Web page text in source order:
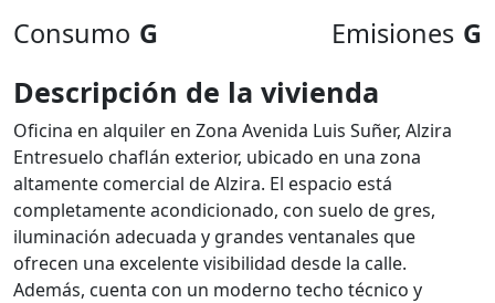
Consumo G Emisiones G
Descripción de la vivienda
Oficina en alquiler en Zona Avenida Luis Suñer, Alzira
Entresuelo chaflán exterior, ubicado en una zona
altamente comercial de Alzira. El espacio está
completamente acondicionado, con suelo de gres,
iluminación adecuada y grandes ventanales que
ofrecen una excelente visibilidad desde la calle.
Además, cuenta con un moderno techo técnico y